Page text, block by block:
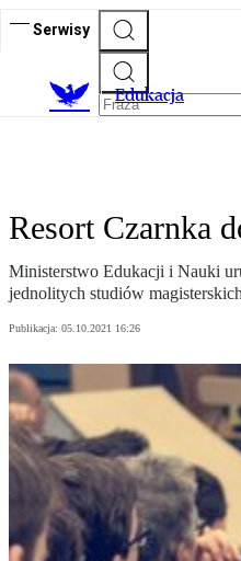
Serwisy
Edukacja
Resort Czarnka
Ministerstwo Edukacji i Nauki
jednolitych studiów
Publikacja: 05.10.2021 16:26